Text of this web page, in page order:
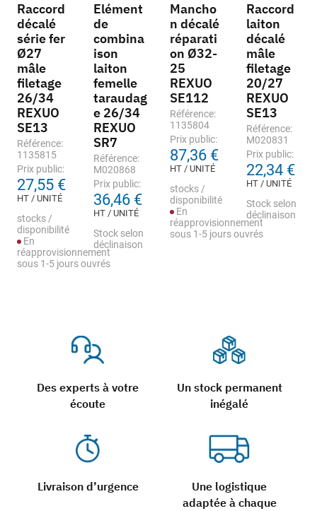
Des experts à votre
écoute
Un stock permanent
inégalé
Livraison d’urgence
Une logistique
adaptée à chaque
Raccord
décalé
série fer
Ø27
mâle
filetage
26/34
REXUO
SE13
Référence:
1135815
Prix public:
27,55 €
HT / UNITÉ
stocks /
disponibilité
En
réapprovisionnement
sous 1-5 jours ouvrés
Elément
de
combina
ison
laiton
femelle
taraudag
e 26/34
REXUO
SR7
Référence:
M020868
Prix public:
36,46 €
HT / UNITÉ
Stock selon
déclinaison
Mancho
n décalé
réparati
on Ø32-
25
REXUO
SE112
Référence:
1135804
Prix public:
87,36 €
HT / UNITÉ
stocks /
disponibilité
En
réapprovisionnement
sous 1-5 jours ouvrés
Raccord
laiton
décalé
mâle
filetage
20/27
REXUO
SE13
Référence:
M020831
Prix public:
22,34 €
HT / UNITÉ
Stock selon
déclinaison